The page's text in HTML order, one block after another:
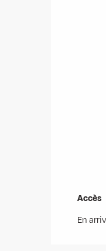
Accès
Accès
En